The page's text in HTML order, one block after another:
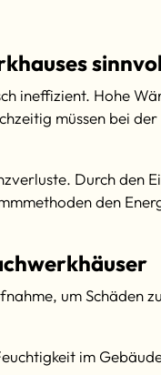
ineffizient. Hohe
müssen bei
Durch den
den
um Schäden
im